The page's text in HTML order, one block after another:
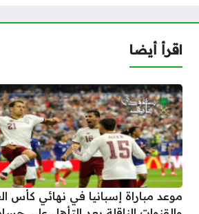
اقرأ أيضا